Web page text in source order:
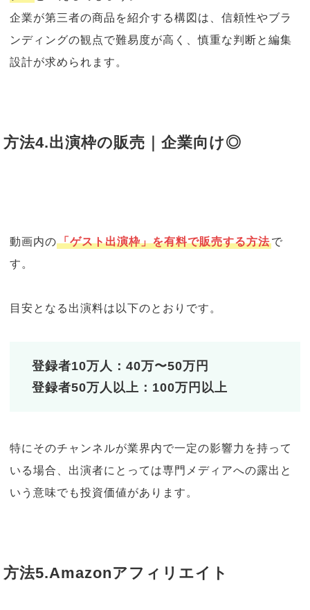
企業が第三者の商品を紹介する構図は、信頼性やブラ
ンディングの観点で難易度が高く、慎重な判断と編集
設計が求められます。
方法4.出演枠の販売｜企業向け◎
動画内の「ゲスト出演枠」を有料で販売する方法で
す。
目安となる出演料は以下のとおりです。
登録者10万人：40万〜50万円
登録者50万人以上：100万円以上
特にそのチャンネルが業界内で一定の影響力を持って
いる場合、出演者にとっては専門メディアへの露出と
いう意味でも投資価値があります。
方法5.Amazonアフィリエイト